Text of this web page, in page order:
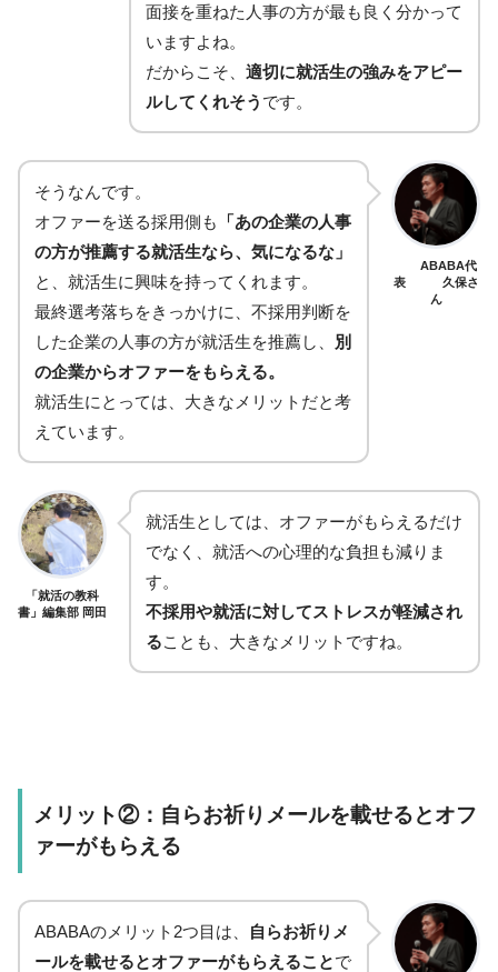
面接を重ねた人事の方が最も良く分かって
いますよね。
だからこそ、 適切に就活生の強みをアピー
ルしてくれそう です。
そうなんです。
オファーを送る採用側も
「あの企業の人事
の方が推薦する就活生なら、気になるな」
と、就活生に興味を持ってくれます。
最終選考落ちをきっかけに、不採用判断を
した企業の人事の方が就活生を推薦し、 別
の企業からオファーをもらえる。
就活生にとっては、大きなメリットだと考
えています。
ABABA代
表 久保さ
ん
「就活の教科
書」編集部 岡田
就活生としては、オファーがもらえるだけ
でなく、就活への心理的な負担も減りま
す。
不採用や就活に対してストレスが軽減され
ることも、大きなメリットですね。
メリット②：自らお祈りメールを載せるとオフ
ァーがもらえる
ABABAのメリット2つ目は、
自らお祈りメ
ールを載せるとオファーがもらえることで